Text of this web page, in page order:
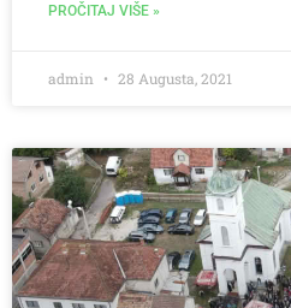
PROČITAJ VIŠE »
admin 28 Augusta, 2021